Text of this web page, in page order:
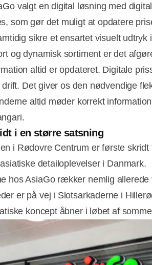
valgt en digital løsning med
som gør det muligt at opdatere
sikre et ensartet visuelt udtryk
og dynamisk sortiment er det
altid er opdateret. Digitale
Det giver os den nødvendige
altid møder korrekt
i en større satsning
i Rødovre Centrum er første
detailoplevelser i Danmark.
hos AsiaGo rækker nemlig allerede
er på vej i Slotsarkaderne i
koncept åbner i løbet af